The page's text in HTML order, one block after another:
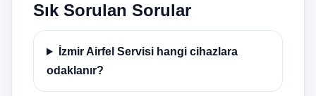
Sık Sorulan Sorular
İzmir Airfel Servisi hangi cihazlara
odaklanır?